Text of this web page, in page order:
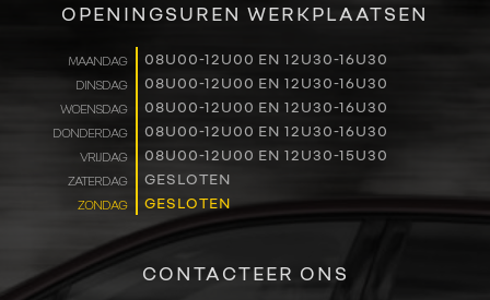
OPENINGSUREN WERKPLAATSEN
MAANDAG 08U00-12U00 EN 12U30-16U30
DINSDAG 08U00-12U00 EN 12U30-16U30
WOENSDAG 08U00-12U00 EN 12U30-16U30
DONDERDAG 08U00-12U00 EN 12U30-16U30
VRIJDAG 08U00-12U00 EN 12U30-15U30
ZATERDAG GESLOTEN
ZONDAG GESLOTEN
CONTACTEER ONS